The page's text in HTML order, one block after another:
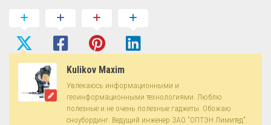
Kulikov Maxim
Увлекаюсь информационными и
геоинформационными технологиями. Люблю
полезные и не очень полезные гаджеты. Обожаю
сноубординг. Ведущий инженер ЗАО "ОПТЭН Лимитед".